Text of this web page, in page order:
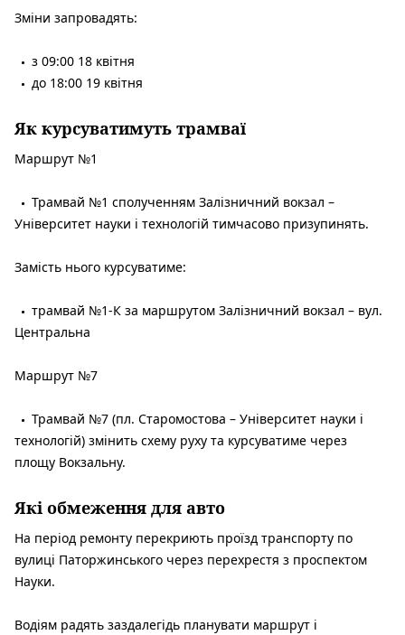
Зміни запровадять:
з 09:00 18 квітня
до 18:00 19 квітня
Як курсуватимуть трамваї
Маршрут №1
Трамвай №1 сполученням Залізничний вокзал –
Університет науки і технологій тимчасово призупинять.
Замість нього курсуватиме:
трамвай №1-К за маршрутом Залізничний вокзал – вул.
Центральна
Маршрут №7
Трамвай №7 (пл. Старомостова – Університет науки і
технологій) змінить схему руху та курсуватиме через
площу Вокзальну.
Які обмеження для авто
На період ремонту перекриють проїзд транспорту по
вулиці Паторжинського через перехрестя з проспектом
Науки.
Водіям радять заздалегідь планувати маршрут і